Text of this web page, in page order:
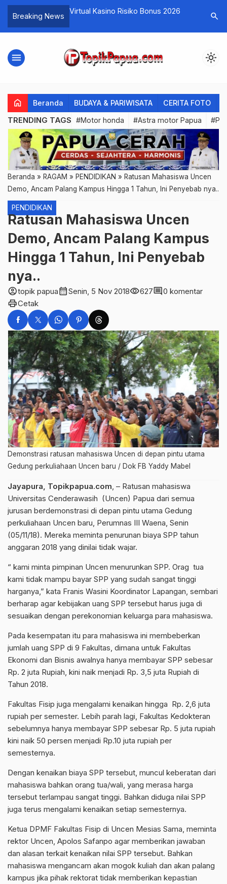
Breaking News
Gubernur
Virtual Kasino Risiko Bonus 2026
Daftar
search
menu light_mode
home Beranda BUDAYA & PARIWISATA CERITA FOTO
TRENDING TAGS #Motor honda #Astra motor Papua
Beranda » RAGAM » PENDIDIKAN » Ratusan Mahasiswa Uncen
Demo, Ancam Palang Kampus Hingga 1 Tahun, Ini Penyebab nya..
PENDIDIKAN
Ratusan Mahasiswa Uncen
Demo, Ancam Palang Kampus
Hingga 1 Tahun, Ini Penyebab
nya..
account_circletopik papuacalendar_monthSenin, 5 Nov 2018visibility627comment0 komentar
printCetak
Demonstrasi ratusan mahasiswa Uncen di depan pintu utama
Gedung perkuliahaan Uncen baru / Dok FB Yaddy Mabel
Jayapura, Topikpapua.com, – Ratusan mahasiswa
Universitas Cenderawasih (Uncen) Papua dari semua
jurusan berdemonstrasi di depan pintu utama Gedung
perkuliahaan Uncen baru, Perumnas III Waena, Senin
(05/11/18). Mereka meminta penurunan biaya SPP tahun
anggaran 2018 yang dinilai tidak wajar.
“ kami minta pimpinan Uncen menurunkan SPP. Orag tua
kami tidak mampu bayar SPP yang sudah sangat tinggi
harganya,” kata Franis Wasini Koordinator Lapangan, sembari
berharap agar kebijakan uang SPP tersebut harus juga di
sesuaikan dengan perekonomian keluarga para mahasiswa.
Pada kesempatan itu para mahasiswa ini membeberkan
jumlah uang SPP di 9 Fakultas, dimana untuk Fakultas
Ekonomi dan Bisnis awalnya hanya membayar SPP sebesar
Rp. 2 juta Rupiah, kini naik menjadi Rp. 3,5 juta Rupiah di
Tahun 2018.
Fakultas Fisip juga mengalami kenaikan hingga Rp. 2,6 juta
rupiah per semester. Lebih parah lagi, Fakultas Kedokteran
sebelumnya hanya membayar SPP sebesar Rp. 5 juta rupiah
kini naik 50 persen menjadi Rp.10 juta rupiah per
semesternya.
Dengan kenaikan biaya SPP tersebut, muncul keberatan dari
mahasiswa bahkan orang tua/wali, yang merasa harga
tersebut terlampau sangat tinggi. Bahkan diduga nilai SPP
juga terus mengalami kenaikan setiap semesternya.
Ketua DPMF Fakultas Fisip di Uncen Mesias Sama, meminta
rektor Uncen, Apolos Safanpo agar memberikan jawaban
dan alasan terkait kenaikan nilai SPP tersebut. Bahkan
mahasiswa mengancam akan mogok kuliah dan akan palang
kampus jika pihak rektorat tidak memberikan kepastian